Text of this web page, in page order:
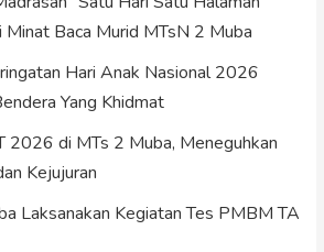
Minat Baca Murid MTsN 2 Muba
Hari Anak Nasional 2026
Yang Khidmat
2026 di MTs 2 Muba, Meneguhkan
Kejujuran
Laksanakan Kegiatan Tes PMBM TA